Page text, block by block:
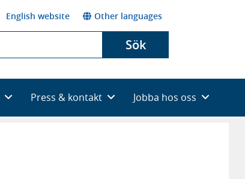
English website Other languages
Sök
Press & kontakt Jobba hos oss